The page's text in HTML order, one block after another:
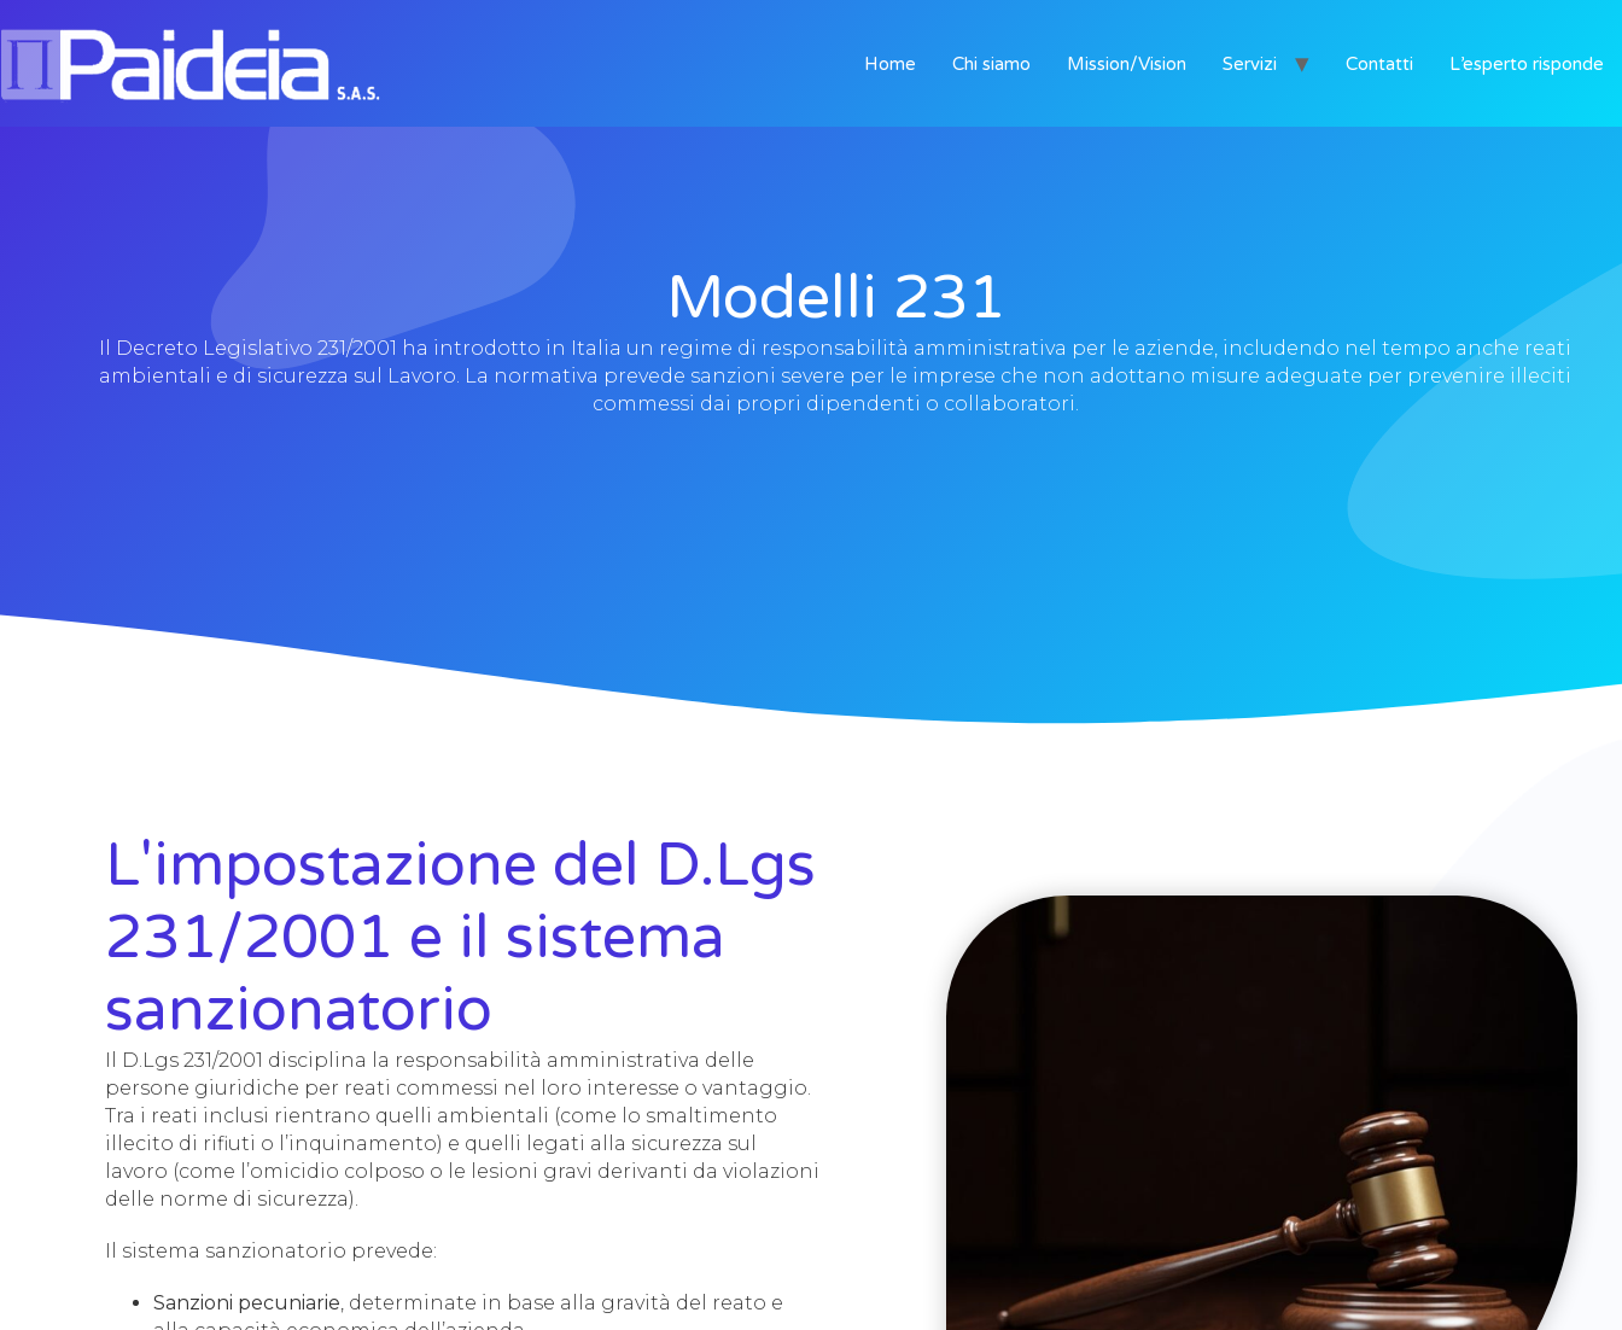
Home Chi siamo Mission/Vision Servizi Contatti L’esperto risponde
Modelli 231
Il Decreto Legislativo 231/2001 ha introdotto in Italia un regime di responsabilità amministrativa per le aziende, includendo nel tempo anche reati
ambientali e di sicurezza sul Lavoro. La normativa prevede sanzioni severe per le imprese che non adottano misure adeguate per prevenire illeciti
commessi dai propri dipendenti o collaboratori.
L'impostazione del D.Lgs
231/2001 e il sistema
sanzionatorio
Il D.Lgs 231/2001 disciplina la responsabilità amministrativa delle
persone giuridiche per reati commessi nel loro interesse o vantaggio.
Tra i reati inclusi rientrano quelli ambientali (come lo smaltimento
illecito di rifiuti o l’inquinamento) e quelli legati alla sicurezza sul
lavoro (come l’omicidio colposo o le lesioni gravi derivanti da violazioni
delle norme di sicurezza).
Il sistema sanzionatorio prevede:
Sanzioni pecuniarie, determinate in base alla gravità del reato e